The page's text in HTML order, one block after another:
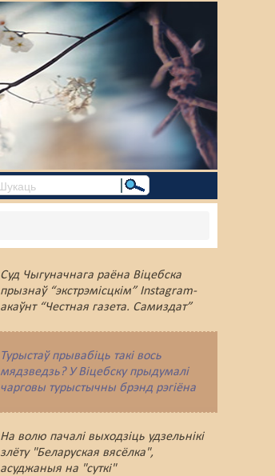
Суд Чыгуначнага раёна Віцебска
прызнаў “экстрэмісцкім” Instagram-
акаўнт “Честная газета. Самиздат”
Турыстаў прывабіць такі вось
мядзведзь? У Віцебску прыдумалі
чарговы турыстычны брэнд рэгіёна
На волю пачалі выходзіць удзельнікі
злёту "Беларуская вясёлка",
асуджаныя на "суткі"